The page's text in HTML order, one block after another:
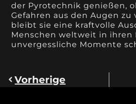
der Pyrotechnik genießen,
Gefahren aus den Augen zu
bleibt sie eine kraftvolle
Menschen weltweit in ihren
unvergessliche Momente
Vorherige